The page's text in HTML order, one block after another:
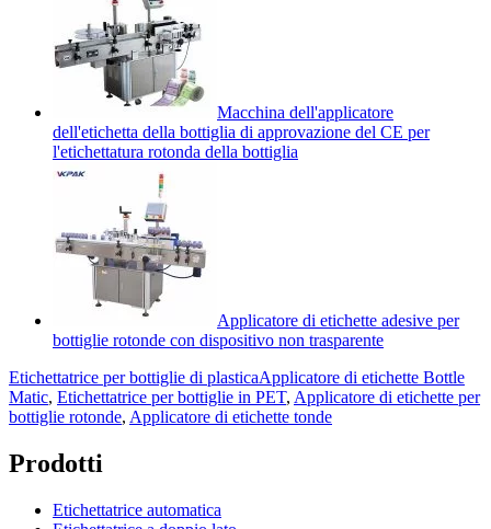
Macchina dell'applicatore
dell'etichetta della bottiglia di approvazione del CE per
l'etichettatura rotonda della bottiglia
Applicatore di etichette adesive per
bottiglie rotonde con dispositivo non trasparente
Etichettatrice per bottiglie di plasticaApplicatore di etichette Bottle
Matic, Etichettatrice per bottiglie in PET, Applicatore di etichette per
bottiglie rotonde, Applicatore di etichette tonde
Prodotti
Etichettatrice automatica